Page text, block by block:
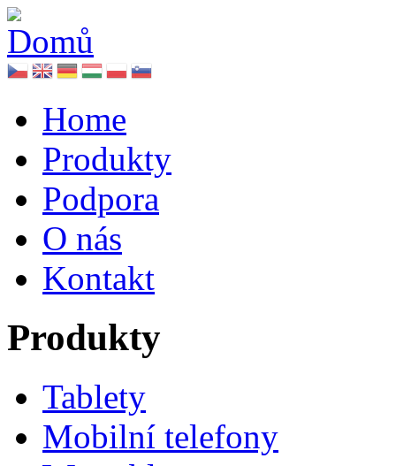
Home
Produkty
Podpora
O nás
Kontakt
Produkty
Tablety
Mobilní telefony